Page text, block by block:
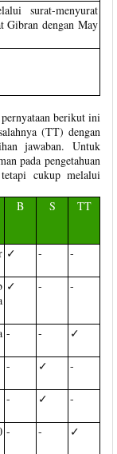
surat-menyurat
Gibran dengan May
berikut ini
(TT) dengan
jawaban. Untuk
pada pengetahuan
cukup melalui
B S TT
✓ - -
✓ - -
- - ✓
- ✓ -
- ✓ -
- - ✓